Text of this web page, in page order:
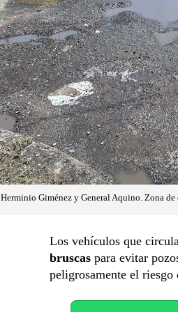
Herminio Giménez y General Aquino. Zona
Los vehículos que
bruscas para evitar
peligrosamente el riesgo